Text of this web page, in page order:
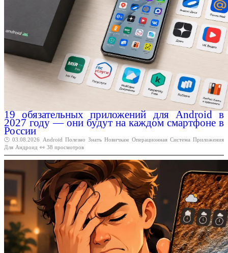
19 обязательных приложений для Android в
2027 году — они будут на каждом смартфоне в
России
🕑 03.08.2026 Android Полезно Знать Новичкам Операционная Система Приложения
Для Андроид 👀 38 просмотров